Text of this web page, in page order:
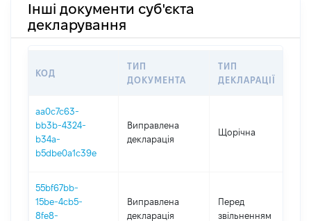
Інші документи суб'єкта
декларування
КОД
ТИП
ДОКУМЕНТА
ТИП
ДЕКЛАРАЦІЇ
aa0c7c63-
bb3b-4324-
b34a-
b5dbe0a1c39e
Виправлена
декларація
Щорічна
55bf67bb-
15be-4cb5-
8fe8-
Виправлена
декларація
Перед
звільненням